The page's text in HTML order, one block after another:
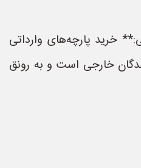
خرید پارچه‌های وارداتی
خارجی است و به رونق